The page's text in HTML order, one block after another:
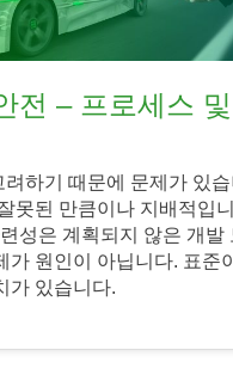
전 – 프로세스
려하기 때문에 문제가 있습
못된 만큼이나 지배적입
성은 계획되지 않은 개발
가 원인이 아닙니다. 표준
가 있습니다.